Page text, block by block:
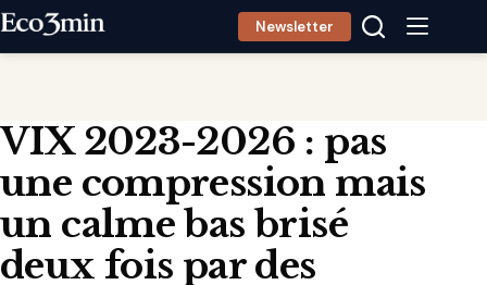
Passer
Newsletter
VIX 2023-2026 : pas
une compression mais
un calme bas brisé
deux fois par des